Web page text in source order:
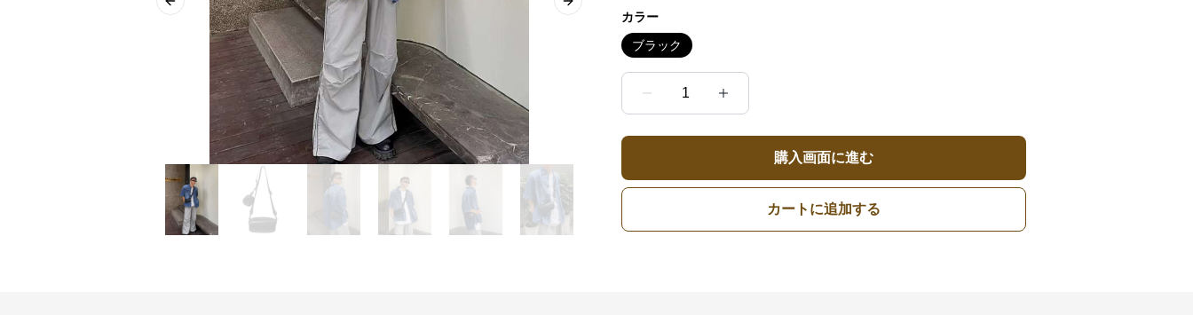
Previous slide Next slide
カラー
ブラック
1
購入画面に進む
カートに追加する